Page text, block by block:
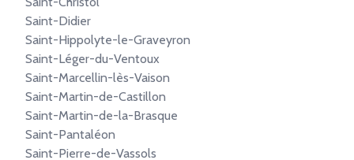
Saint-Didier
Saint-Hippolyte-le-Graveyron
Saint-Léger-du-Ventoux
Saint-Marcellin-lès-Vaison
Saint-Martin-de-Castillon
Saint-Martin-de-la-Brasque
Saint-Pantaléon
Saint-Pierre-de-Vassols